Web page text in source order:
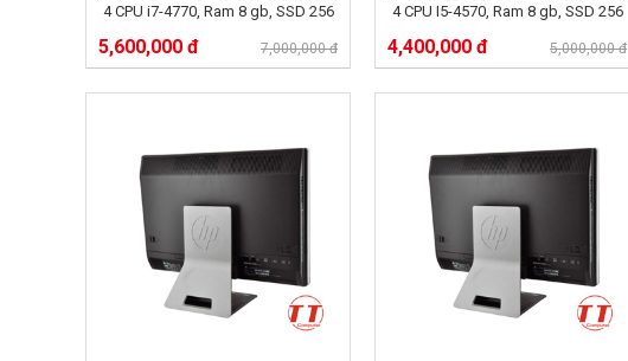
4 CPU i7-4770, Ram 8 gb, SSD 256
7,000,000 đ
5,600,000 đ
4 CPU I5-4570, Ram 8 gb, SSD 256
5,000,000 đ
4,400,000 đ